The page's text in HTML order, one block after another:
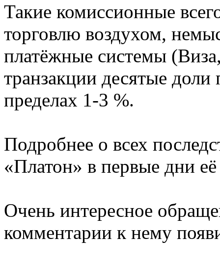
Такие комиссионные
торговлю воздухом,
платёжные системы
транзакции десятые
пределах 1-3 %.
Подробнее о всех
«Платон» в первые дни
Очень интересное
комментарии к нему